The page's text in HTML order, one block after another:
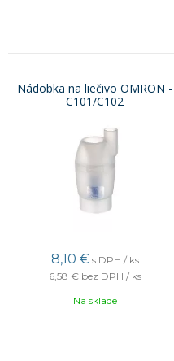
Nádobka na liečivo OMRON -
C101/C102
8,10 € s DPH / ks
6,58 € bez DPH / ks
Na sklade